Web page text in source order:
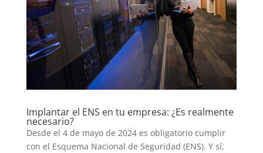
Implantar el ENS en tu empresa: ¿Es realmente
necesario?
Desde el 4 de mayo de 2024 es obligatorio cumplir
con el Esquema Nacional de Seguridad (ENS). Y sí,